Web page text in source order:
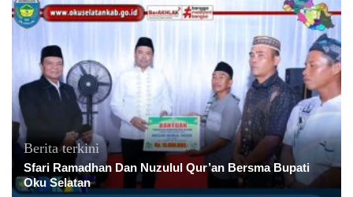
Berita terkini
Sfari Ramadhan Dan Nuzulul Qur’an Bersma Bupati
Oku Selatan